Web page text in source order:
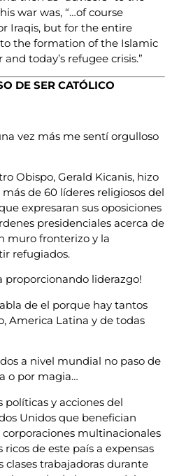
war was, “…of course
Iraqis, but for the entire
the formation of the Islamic
today’s refugee crisis.”
DE SER CATÓLICO
vez más me sentí orgulloso
Obispo, Gerald Kicanis, hizo
de 60 líderes religiosos del
expresaran sus oposiciones
presidenciales acerca de
muro fronterizo y la
refugiados.
proporcionando liderazgo!
de el porque hay tantos
America Latina y de todas
a nivel mundial no paso de
o por magia…
políticas y acciones del
Unidos que benefician
multinacionales
de este país a expensas
clases trabajadoras durante